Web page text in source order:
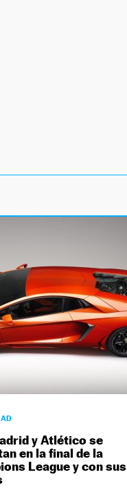
y Atlético se
en la final de la
League y con sus